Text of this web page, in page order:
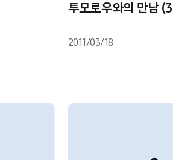
투모로우와의 만남
2011/03/18